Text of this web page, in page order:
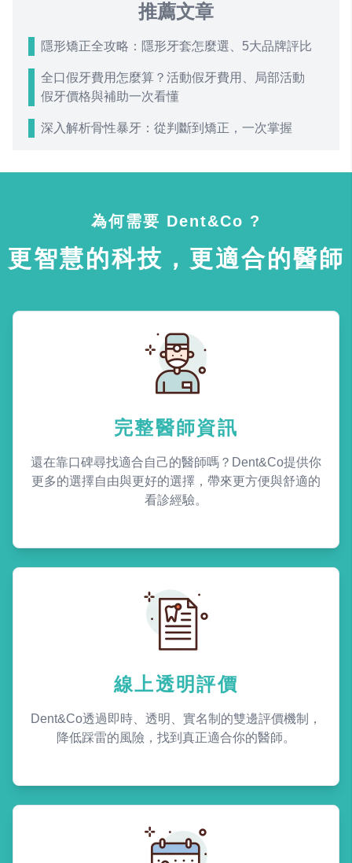
推薦文章
隱形矯正全攻略：隱形牙套怎麼選、5大品牌評比
全口假牙費用怎麼算？活動假牙費用、局部活動
假牙價格與補助一次看懂
深入解析骨性暴牙：從判斷到矯正，一次掌握
為何需要 Dent&Co ?
更智慧的科技，更適合的醫師
完整醫師資訊
還在靠口碑尋找適合自己的醫師嗎？Dent&Co提供你
更多的選擇自由與更好的選擇，帶來更方便與舒適的
看診經驗。
線上透明評價
Dent&Co透過即時、透明、實名制的雙邊評價機制，
降低踩雷的風險，找到真正適合你的醫師。